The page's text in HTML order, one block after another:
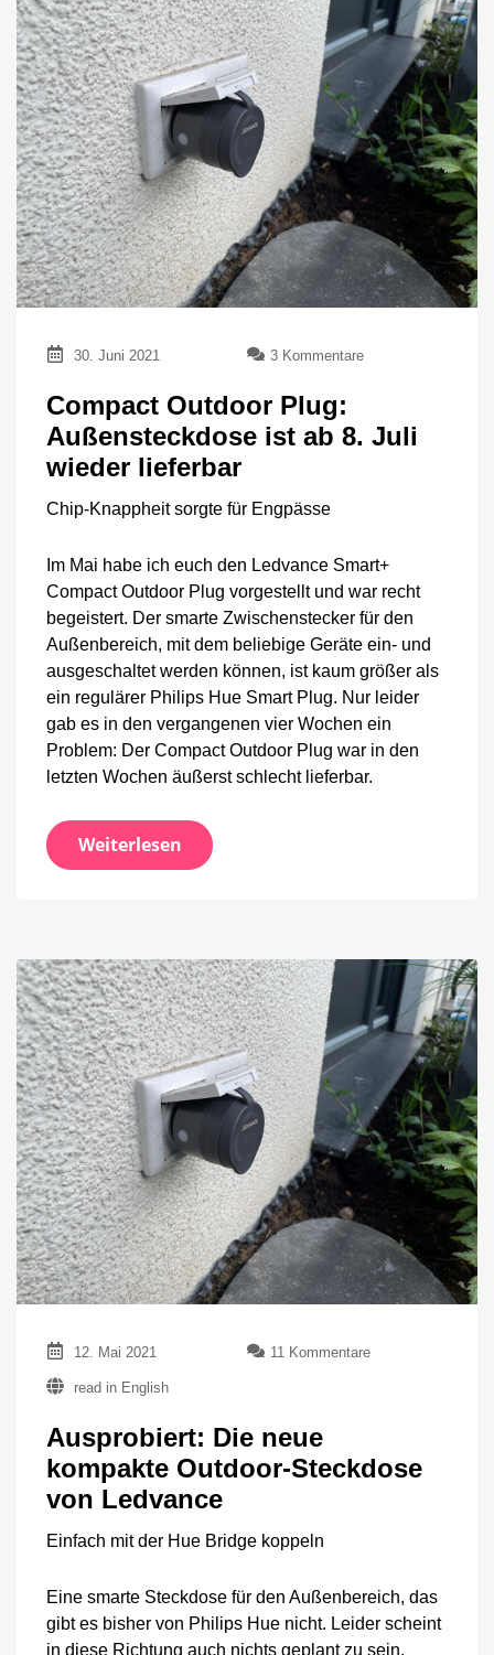
30. Juni 2021 3 Kommentarezu
Außensteckdose
lieferbar
Compact Outdoor Plug:
Außensteckdose ist ab 8. Juli
wieder lieferbar
Chip-Knappheit sorgte für Engpässe
Im Mai habe ich euch den Ledvance Smart+
Compact Outdoor Plug vorgestellt und war recht
begeistert. Der smarte Zwischenstecker für den
Außenbereich, mit dem beliebige Geräte ein- und
ausgeschaltet werden können, ist kaum größer als
ein regulärer Philips Hue Smart Plug. Nur leider
gab es in den vergangenen vier Wochen ein
Problem: Der Compact Outdoor Plug war in den
letzten Wochen äußerst schlecht lieferbar.
Weiterlesen
12. Mai 2021 11 Kommentarezu
Outdoor-
Steckdose
read in English
Ausprobiert: Die neue
kompakte Outdoor-Steckdose
von Ledvance
Einfach mit der Hue Bridge koppeln
Eine smarte Steckdose für den Außenbereich, das
gibt es bisher von Philips Hue nicht. Leider scheint
in diese Richtung auch nichts geplant zu sein,